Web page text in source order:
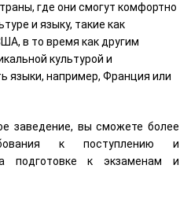
где они смогут комфортно
и языку, такие как
в то время как другим
культурой и
языки, например, Франция или
заведение, вы сможете более
к поступлению и
подготовке к экзаменам и